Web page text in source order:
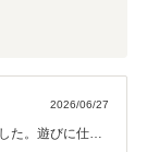
2026/06/27
た。遊びに仕事